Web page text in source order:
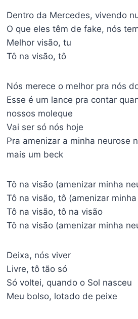
Dentro da Mercedes, vivendo
O que eles têm de fake, nós
Melhor visão, tu
Tô na visão, tô
Nós merece o melhor pra nós
Esse é um lance pra contar
nossos moleque
Vai ser só nós hoje
Pra amenizar a minha neurose
mais um beck
Tô na visão (amenizar minha
Tô na visão, tô (amenizar
Tô na visão, tô na visão
Tô na visão (amenizar minha
Deixa, nós viver
Livre, tô tão só
Só voltei, quando o Sol nasceu
Meu bolso, lotado de peixe